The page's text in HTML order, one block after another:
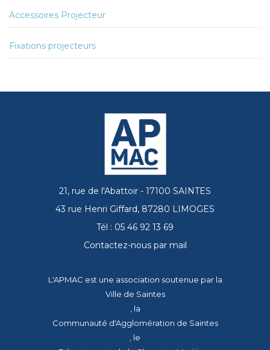
Accessoires Projecteur
Fixations projecteurs
21, rue de l'Abattoir - 17100 SAINTES
43 rue Henri Giffard, 87280 LIMOGES
Tél : 05 46 92 13 69
Contactez-nous par mail
L'APMAC est une association soutenue par la
Ville de Saintes
, la
Communauté d'Agglomération de Saintes
, le